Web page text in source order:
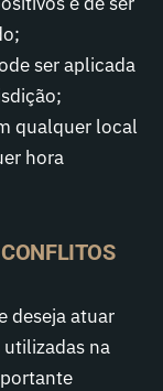
ser aplicada
qualquer local
hora
deseja atuar
na